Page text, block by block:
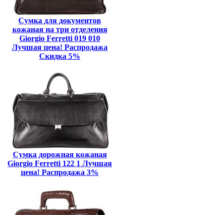
Сумка для документов
кожаная на три отделения
Giorgio Ferretti 019 010
Лучшая цена! Распродажа
Скидка 5%
Сумка дорожная кожаная
Giorgio Ferretti 122 1 Лучшая
цена! Распродажа 3%